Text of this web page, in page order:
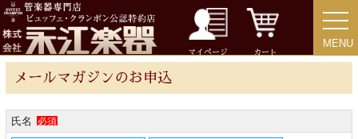
マイページ カート
MENU
MENU
メールマガジンのお申込
氏名 必須
アクセサリー
リード＆リードケース